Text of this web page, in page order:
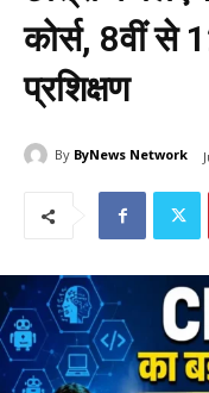
कोर्स, 8वीं से
प्रशिक्षण
By ByNews Network